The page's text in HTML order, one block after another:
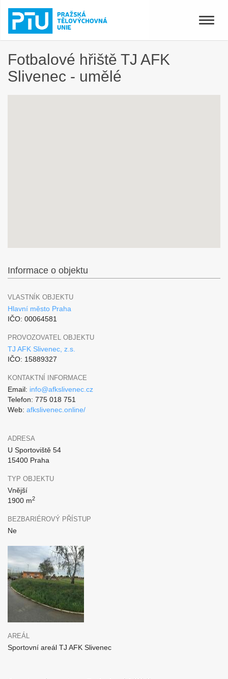
Toggle
Fotbalové hřiště TJ AFK
Slivenec - umělé
Informace o objektu
VLASTNÍK OBJEKTU
Hlavní město Praha
IČO: 00064581
PROVOZOVATEL OBJEKTU
TJ AFK Slivenec, z.s.
IČO: 15889327
KONTAKTNÍ INFORMACE
Email: info@afkslivenec.cz
Telefon: 775 018 751
Web: afkslivenec.online/
ADRESA
U Sportoviště 54
15400 Praha
TYP OBJEKTU
Vnější
1900 m2
BEZBARIÉROVÝ PŘÍSTUP
Ne
AREÁL
Sportovní areál TJ AFK Slivenec